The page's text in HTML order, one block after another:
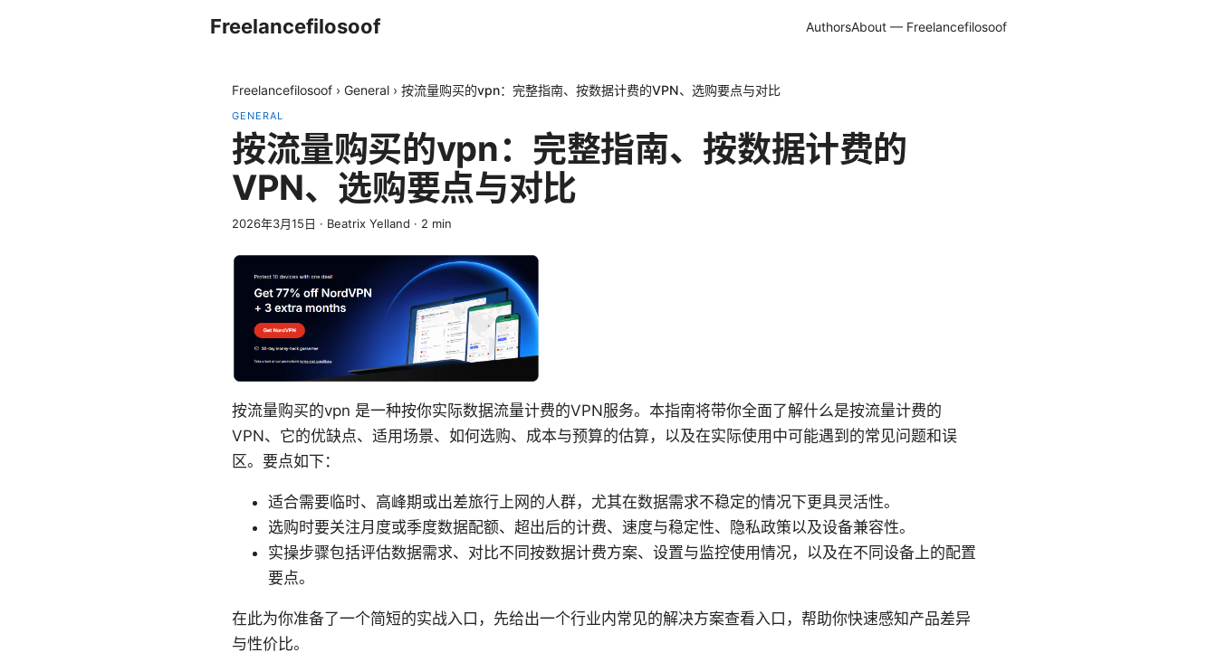
Freelancefilosoof AuthorsAbout — Freelancefilosoof
Freelancefilosoof › General › 按流量购买的vpn：完整指南、按数据计费的VPN、选购要点与对比
GENERAL
按流量购买的vpn：完整指南、按数据计费的
VPN、选购要点与对比
2026年3月15日 · Beatrix Yelland · 2 min
按流量购买的vpn 是一种按你实际数据流量计费的VPN服务。本指南将带你全面了解什么是按流量计费的
VPN、它的优缺点、适用场景、如何选购、成本与预算的估算，以及在实际使用中可能遇到的常见问题和误
区。要点如下：
适合需要临时、高峰期或出差旅行上网的人群，尤其在数据需求不稳定的情况下更具灵活性。
选购时要关注月度或季度数据配额、超出后的计费、速度与稳定性、隐私政策以及设备兼容性。
实操步骤包括评估数据需求、对比不同按数据计费方案、设置与监控使用情况，以及在不同设备上的配置
要点。
在此为你准备了一个简短的实战入口，先给出一个行业内常见的解决方案查看入口，帮助你快速感知产品差异
与性价比。